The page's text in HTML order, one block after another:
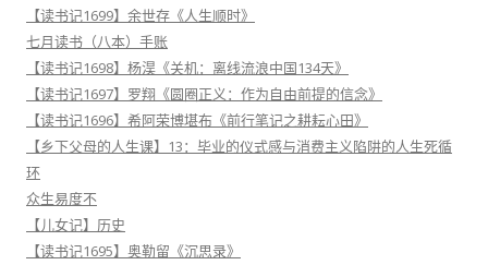
【读书记1699】余世存《人生顺时》
七月读书（八本）手账
【读书记1698】杨淏《关机：离线流浪中国134天》
【读书记1697】罗翔《圆圈正义：作为自由前提的信念》
【读书记1696】希阿荣博堪布《前行笔记之耕耘心田》
【乡下父母的人生课】13：毕业的仪式感与消费主义陷阱的人生死循
环
众生易度不
【儿女记】历史
【读书记1695】奥勒留《沉思录》